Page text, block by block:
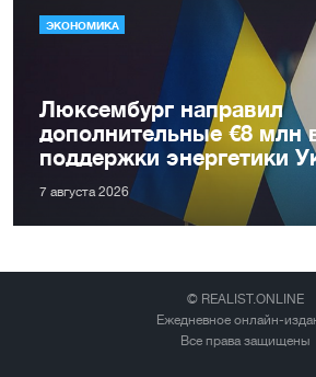
ЭКОНОМИКА
Люксембург направил
дополнительные €8 млн
поддержки энергетики
7 августа 2026
© REALIST.ONLINE
Ежедневное онлайн-
Все права защищены